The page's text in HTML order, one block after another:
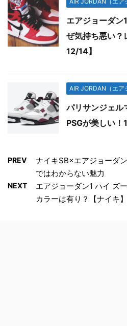
エアジョーダン
ぜ気持ち悪い？
12/14】
AIR JORDAN（エア
パリサンジェル
PSGが美しい！
PREV
ナイキSB×エアジョーダ
ではわからない魅力
NEXT
エアジョーダン1 ハイ ズ
カラーは有り？【ナイキ】